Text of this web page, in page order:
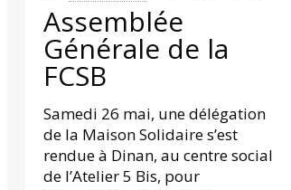
Assemblée
Générale de la
FCSB
Samedi 26 mai, une délégation
de la Maison Solidaire s’est
rendue à Dinan, au centre social
de l’Atelier 5 Bis, pour